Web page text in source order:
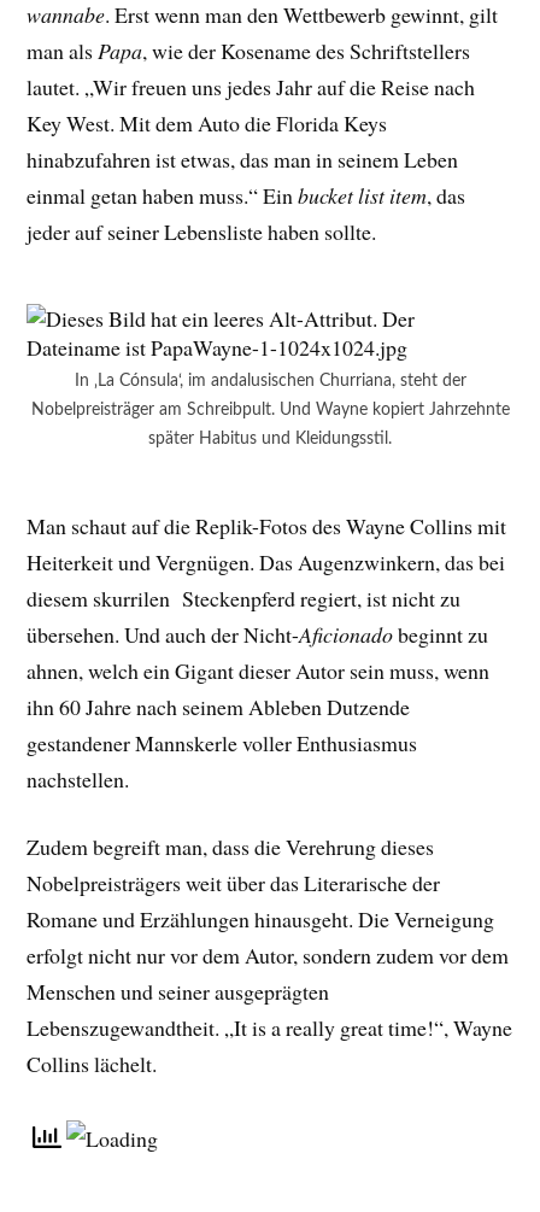
wannabe. Erst wenn man den Wettbewerb gewinnt, gilt
man alsPapa, wie der Kosename des Schriftstellers
lautet. „Wir freuen uns jedes Jahr auf die Reise nach
Key West. Mit dem Auto die Florida Keys
hinabzufahren ist etwas, das man in seinem Leben
einmal getan haben muss.“ Einbucket list item, das
jeder auf seiner Lebensliste haben sollte.
In ‚La Cónsula‘, im andalusischen Churriana, steht der
Nobelpreisträger am Schreibpult. Und Wayne kopiert Jahrzehnte
später Habitus und Kleidungsstil.
Man schaut auf die Replik-Fotos des Wayne Collins mit
Heiterkeit und Vergnügen. Das Augenzwinkern, das bei
diesem skurrilen Steckenpferd regiert, ist nicht zu
übersehen. Und auch der Nicht-Aficionadobeginnt zu
ahnen, welch ein Gigant dieser Autor sein muss, wenn
ihn 60 Jahre nach seinem Ableben Dutzende
gestandener Mannskerle voller Enthusiasmus
nachstellen.
Zudem begreift man, dass die Verehrung dieses
Nobelpreisträgers weit über das Literarische der
Romane und Erzählungen hinausgeht. Die Verneigung
erfolgt nicht nur vor dem Autor, sondern zudem vor dem
Menschen und seiner ausgeprägten
Lebenszugewandtheit. „It is a really great time!“, Wayne
Collins lächelt.